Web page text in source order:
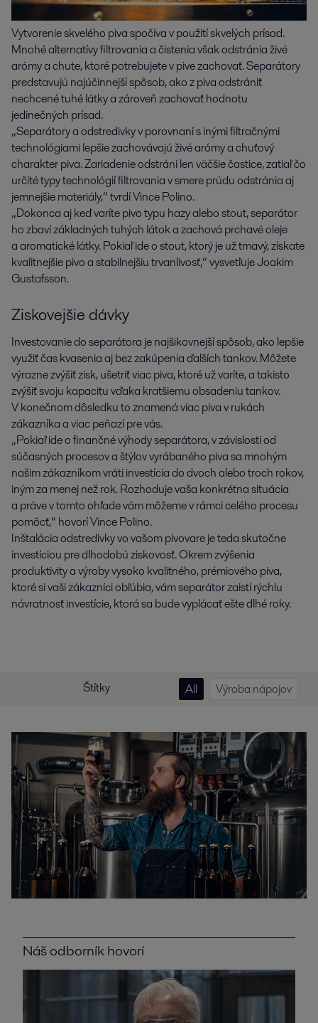
Vytvorenie skvelého piva spočíva v použití skvelých prísad.
Mnohé alternatívy filtrovania a čistenia však odstránia živé
arómy a chute, ktoré potrebujete v pive zachovať. Separátory
predstavujú najúčinnejší spôsob, ako z piva odstrániť
nechcené tuhé látky a zároveň zachovať hodnotu
jedinečných prísad.
„Separátory a odstredivky v porovnaní s inými filtračnými
technológiami lepšie zachovávajú živé arómy a chuťový
charakter piva. Zariadenie odstráni len väčšie častice, zatiaľ čo
určité typy technológií filtrovania v smere prúdu odstránia aj
jemnejšie materiály,“ tvrdí Vince Polino.
„Dokonca aj keď varíte pivo typu hazy alebo stout, separátor
ho zbaví základných tuhých látok a zachová prchavé oleje
a aromatické látky. Pokiaľ ide o stout, ktorý je už tmavý, získate
kvalitnejšie pivo a stabilnejšiu trvanlivosť,“ vysvetľuje Joakim
Gustafsson.
Ziskovejšie dávky
Investovanie do separátora je najšikovnejší spôsob, ako lepšie
využiť čas kvasenia aj bez zakúpenia ďalších tankov. Môžete
výrazne zvýšiť zisk, ušetriť viac piva, ktoré už varíte, a takisto
zvýšiť svoju kapacitu vďaka kratšiemu obsadeniu tankov.
V konečnom dôsledku to znamená viac piva v rukách
zákazníka a viac peňazí pre vás.
„Pokiaľ ide o finančné výhody separátora, v závislosti od
súčasných procesov a štýlov vyrábaného piva sa mnohým
našim zákazníkom vráti investícia do dvoch alebo troch rokov,
iným za menej než rok. Rozhoduje vaša konkrétna situácia
a práve v tomto ohľade vám môžeme v rámci celého procesu
pomôcť,“ hovorí Vince Polino.
Inštalácia odstredivky vo vašom pivovare je teda skutočne
investíciou pre dlhodobú ziskovosť. Okrem zvýšenia
produktivity a výroby vysoko kvalitného, prémiového piva,
ktoré si vaši zákazníci obľúbia, vám separátor zaistí rýchlu
návratnosť investície, ktorá sa bude vyplácať ešte dlhé roky.
Štítky All Výroba nápojov
Náš odborník hovorí